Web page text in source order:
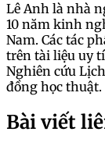
Lê Anh là nhà
10 năm kinh
Nam. Các tác
trên tài liệu uy
Nghiên cứu
đồng học thuật.
Bài viết